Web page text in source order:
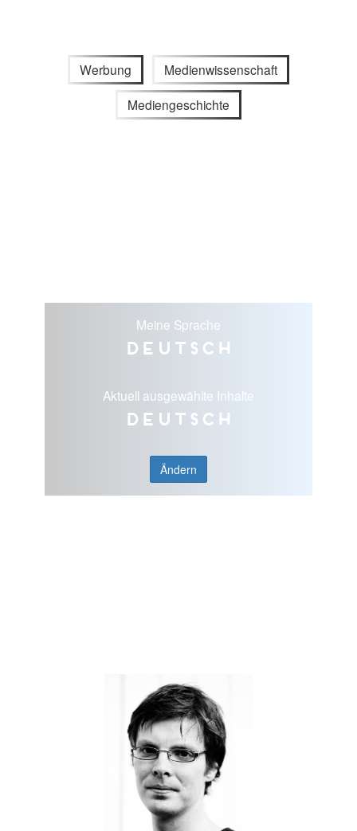
Werbung Medienwissenschaft
Mediengeschichte
Meine Sprache
Deutsch
Aktuell ausgewählte Inhalte
Deutsch
Ändern